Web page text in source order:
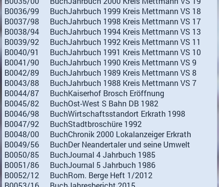
B0036/99
BuchJahrbuch 1999 Kreis Mettmann VS 18
B0037/98
BuchJahrbuch 1998 Kreis Mettmann VS 17
B0038/94
BuchJahrbuch 1994 Kreis Mettmann VS 13
B0039/92
BuchJahrbuch 1992 Kreis Mettmann VS 11
B0040/91
BuchJahrbuch 1991 Kreis Mettmann VS 10
B0041/90
BuchJahrbuch 1990 Kreis Mettmann VS 9
B0042/89
BuchJahrbuch 1989 Kreis Mettmann VS 8
B0043/88
BuchJahrbuch 1988 Kreis Mettmann VS 7
B0044/87
BuchKaiserhof Brosch Eröffnung
B0045/82
BuchOst-West S Bahn DB 1982
B0046/98
BuchWirtschaftsstandort Erkrath 1998
B0047/92
BuchStadtbroschüre 1992
B0048/00
BuchChronik 2000 Lokalanzeiger Erkrath
B0049/56
BuchDer Neandertaler und seine Umwelt
B0050/85
BuchJournal 4 Jahrbuch 1985
B0051/86
BuchJournal 5 Jahrbuch 1986
B0052/12
BuchRom. Berge Heft 1/2012